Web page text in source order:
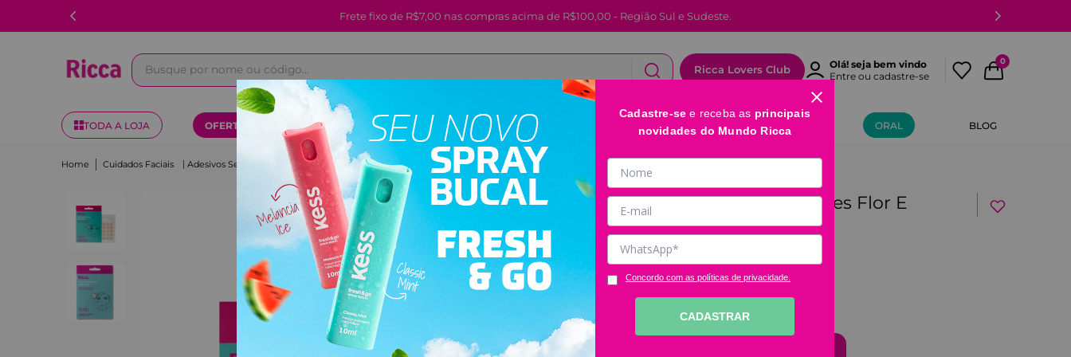
Frete fixo de R$7,00 nas compras acima de R$100,00 - Região Sul e Sudeste.
Busque por nome ou código...
Ricca Lovers Club
Olá! seja bem vindo
Entre ou cadastre-se
0
TODA A LOJA OFERTAS KITS CABELOS FACIAL E LABIAL BANHO E CORPO MÃOS E PÉS ORAL BLOG
Cuidados Faciais
Adesivos Secativos Para Acnes Flor E
Estrela Ricca
Código:3868
Clique e veja!
R$ ,99
Cadastre-se e receba as principais
novidades do Mundo Ricca
Concordo com as políticas de privacidade.
CADASTRAR